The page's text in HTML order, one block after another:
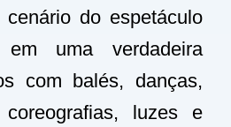
do espetáculo
em uma verdadeira
com balés, danças,
luzes e